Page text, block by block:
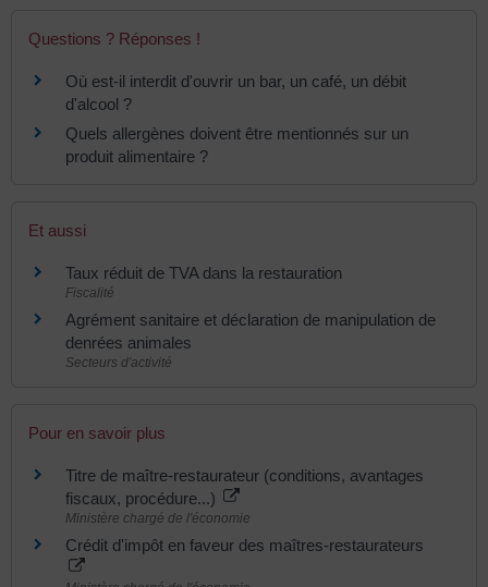
Questions ? Réponses !
Où est-il interdit d'ouvrir un bar, un café, un débit
d'alcool ?
Quels allergènes doivent être mentionnés sur un
produit alimentaire ?
Et aussi
Taux réduit de TVA dans la restauration
Fiscalité
Agrément sanitaire et déclaration de manipulation de
denrées animales
Secteurs d'activité
Pour en savoir plus
Titre de maître-restaurateur (conditions, avantages
fiscaux, procédure...)
Ministère chargé de l'économie
Crédit d'impôt en faveur des maîtres-restaurateurs